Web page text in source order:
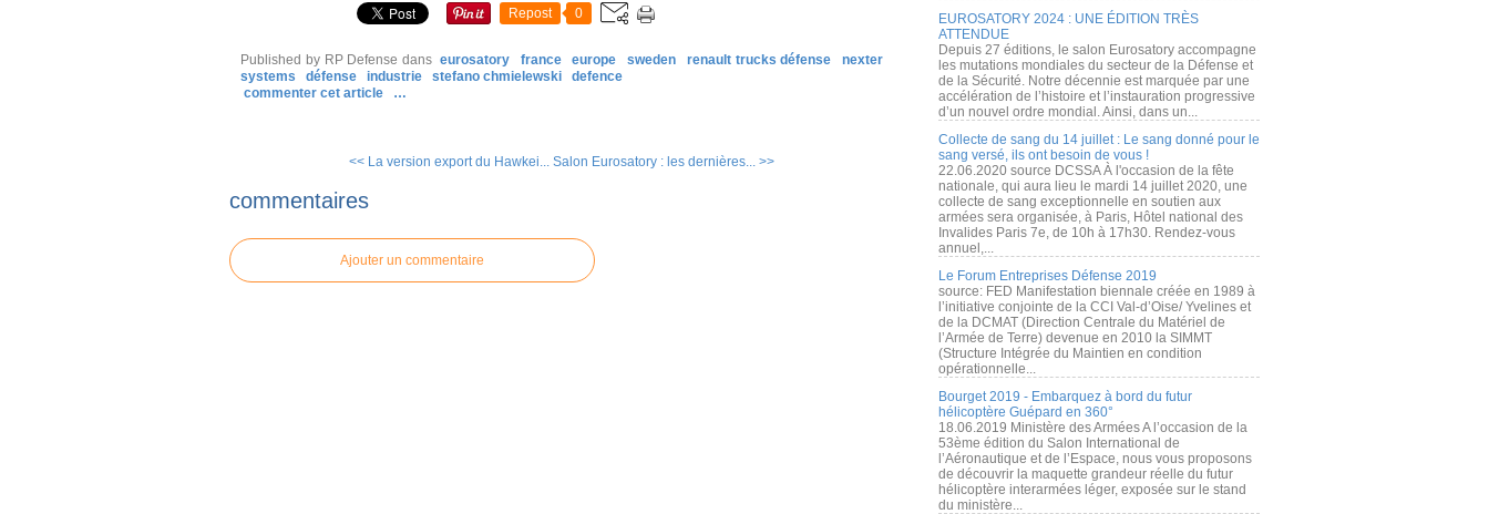
Repost 0
Published by RP Defense dans eurosatory france europe sweden renault trucks défense
nexter
systems
défense industrie stefano chmielewski
defence
commenter cet article
…
<< La version export du Hawkei... Salon Eurosatory : les dernières... >>
commentaires
Ajouter un commentaire
EUROSATORY 2024 : UNE ÉDITION TRÈS
ATTENDUE
Depuis 27 éditions, le salon Eurosatory accompagne
les mutations mondiales du secteur de la Défense et
de la Sécurité. Notre décennie est marquée par une
accélération de l’histoire et l’instauration progressive
d’un nouvel ordre mondial. Ainsi, dans un...
Collecte de sang du 14 juillet : Le sang donné pour le
sang versé, ils ont besoin de vous !
22.06.2020 source DCSSA À l'occasion de la fête
nationale, qui aura lieu le mardi 14 juillet 2020, une
collecte de sang exceptionnelle en soutien aux
armées sera organisée, à Paris, Hôtel national des
Invalides Paris 7e, de 10h à 17h30. Rendez-vous
annuel,...
Le Forum Entreprises Défense 2019
source: FED Manifestation biennale créée en 1989 à
l’initiative conjointe de la CCI Val-d’Oise/ Yvelines et
de la DCMAT (Direction Centrale du Matériel de
l’Armée de Terre) devenue en 2010 la SIMMT
(Structure Intégrée du Maintien en condition
opérationnelle...
Bourget 2019 - Embarquez à bord du futur
hélicoptère Guépard en 360°
18.06.2019 Ministère des Armées A l’occasion de la
53ème édition du Salon International de
l’Aéronautique et de l’Espace, nous vous proposons
de découvrir la maquette grandeur réelle du futur
hélicoptère interarmées léger, exposée sur le stand
du ministère...